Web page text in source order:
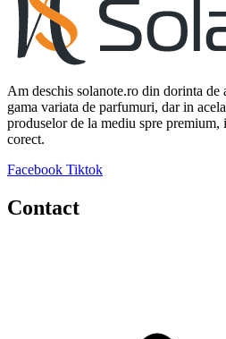
Am deschis solanote.ro din dorinta de
gama variata de parfumuri, dar in
produselor de la mediu spre
corect.
Facebook Tiktok
Contact